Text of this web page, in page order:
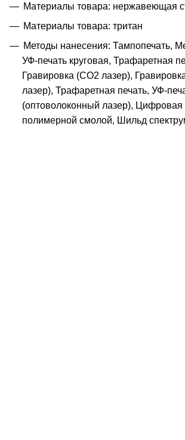
Материалы товара: нержавеющая
Материалы товара: тритан
Методы нанесения: Тампопечать,
УФ-печать круговая, Трафаретная
Гравировка (CO2 лазер),
лазер), Трафаретная печать, УФ-
(оптоволоконный лазер), Цифровая
полимерной смолой, Шильд